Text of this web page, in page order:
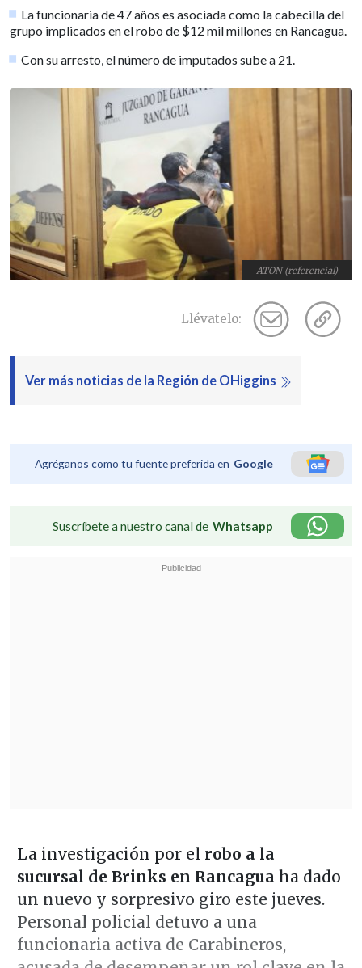
La funcionaria de 47 años es asociada como la cabecilla del
grupo implicados en el robo de $12 mil millones en Rancagua.
Con su arresto, el número de imputados sube a 21.
ATON (referencial)
Llévatelo:
Ver más noticias de la Región de OHiggins
Agréganos como tu fuente preferida en Google
Suscríbete a nuestro canal de Whatsapp
La investigación por el robo a la
sucursal de Brinks en Rancagua ha dado
un nuevo y sorpresivo giro este jueves.
Personal policial detuvo a una
funcionaria activa de Carabineros,